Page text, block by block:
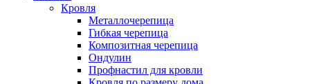
Кровля
Металлочерепица
Гибкая черепица
Композитная черепица
Ондулин
Профнастил для кровли